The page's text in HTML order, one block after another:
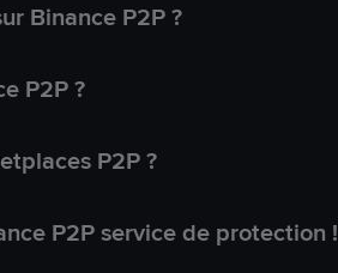
Binance P2P ?
P2P ?
P2P ?
P2P service de protection !